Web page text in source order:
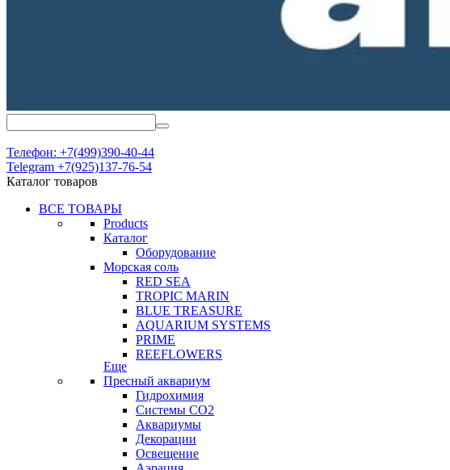
Телефон: +7(499)390-40-44
Telegram +7(925)137-76-54
Каталог товаров
ВСЕ ТОВАРЫ
Products
Каталог
Оборудование
Морская соль
RED SEA
TROPIC MARIN
BLUE TREASURE
AQUARIUM SYSTEMS
PRIME
REEFLOWERS
Еще
Пресный аквариум
Гидрохимия
Системы СО2
Аквариумы
Декорации
Освещение